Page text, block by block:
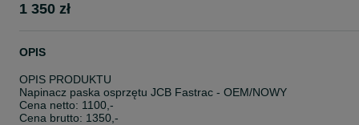
1 350 zł
OPIS
OPIS PRODUKTU
Napinacz paska osprzętu JCB Fastrac - OEM/NOWY
Cena netto: 1100,-
Cena brutto: 1350,-